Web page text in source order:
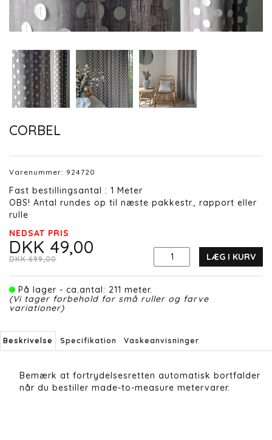
CORBEL
Varenummer: 924720
Fast bestillingsantal : 1 Meter
OBS! Antal rundes op til næste pakkestr., rapport eller
rulle
NEDSAT PRIS
DKK 49,00
DKK 699,00 LÆG I KURV
På lager - ca.antal: 211 meter.
(Vi tager forbehold for små ruller og farve
variationer)
Beskrivelse Specifikation Vaskeanvisninger
Bemærk at fortrydelsesretten automatisk bortfalder
når du bestiller made-to-measure metervarer.